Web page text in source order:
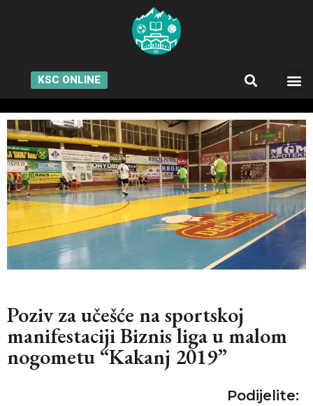
KSC ONLINE
Poziv za učešće na sportskoj
manifestaciji Biznis liga u malom
nogometu “Kakanj 2019”
Podijelite: